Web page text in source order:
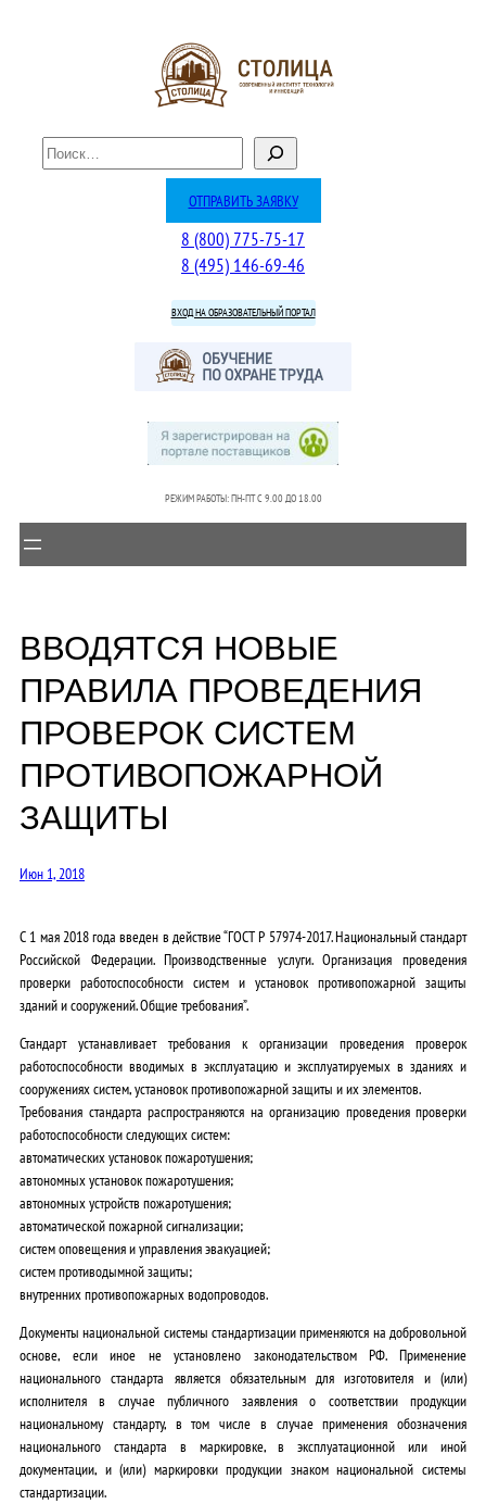
П
о
ОТПРАВИТЬ ЗАЯВКУ
8 (800) 775-75-17
8 (495) 146-69-46
ВХОД НА ОБРАЗОВАТЕЛЬНЫЙ ПОРТАЛ
РЕЖИМ РАБОТЫ: ПН-ПТ C 9.00 ДО 18.00
ВВОДЯТСЯ НОВЫЕ
ПРАВИЛА ПРОВЕДЕНИЯ
ПРОВЕРОК СИСТЕМ
ПРОТИВОПОЖАРНОЙ
ЗАЩИТЫ
Июн 1, 2018
С 1 мая 2018 года введен в действие “ГОСТ Р 57974-2017. Национальный стандарт
Российской Федерации. Производственные услуги. Организация проведения
проверки работоспособности систем и установок противопожарной защиты
зданий и сооружений. Общие требования”.
Стандарт устанавливает требования к организации проведения проверок
работоспособности вводимых в эксплуатацию и эксплуатируемых в зданиях и
сооружениях систем, установок противопожарной защиты и их элементов.
Требования стандарта распространяются на организацию проведения проверки
работоспособности следующих систем:
автоматических установок пожаротушения;
автономных установок пожаротушения;
автономных устройств пожаротушения;
автоматической пожарной сигнализации;
систем оповещения и управления эвакуацией;
систем противодымной защиты;
внутренних противопожарных водопроводов.
Документы национальной системы стандартизации применяются на добровольной
основе, если иное не установлено законодательством РФ. Применение
национального стандарта является обязательным для изготовителя и (или)
исполнителя в случае публичного заявления о соответствии продукции
национальному стандарту, в том числе в случае применения обозначения
национального стандарта в маркировке, в эксплуатационной или иной
документации, и (или) маркировки продукции знаком национальной системы
стандартизации.